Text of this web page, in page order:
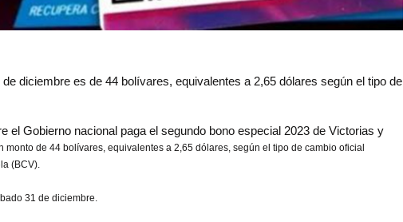
diciembre es de 44 bolívares, equivalentes a 2,65 dólares según el tipo de
el Gobierno nacional paga el segundo bono especial 2023 de Victorias y
monto de 44 bolívares, equivalentes a 2,65 dólares, según el tipo de cambio oficial
(BCV).
31 de diciembre.